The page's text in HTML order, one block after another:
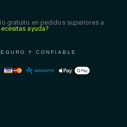
gratuito en pedidos superiores a
ayuda?
Y CONFIABLE